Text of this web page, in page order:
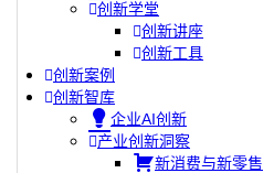
创新学堂
创新讲座
创新工具
创新案例
创新智库
企业AI创新
产业创新洞察
新消费与新零售